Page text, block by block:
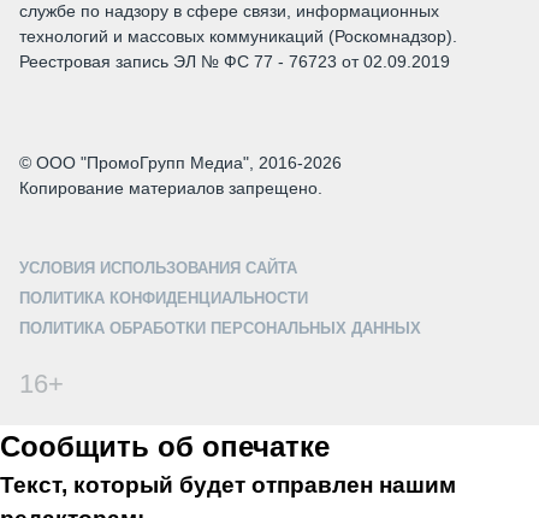
службе по надзору в сфере связи, информационных
технологий и массовых коммуникаций (Роскомнадзор).
Реестровая запись ЭЛ № ФС 77 - 76723 от 02.09.2019
© ООО "ПромоГрупп Медиа", 2016-2026
Копирование материалов запрещено.
УСЛОВИЯ ИСПОЛЬЗОВАНИЯ САЙТА
ПОЛИТИКА КОНФИДЕНЦИАЛЬНОСТИ
ПОЛИТИКА ОБРАБОТКИ ПЕРСОНАЛЬНЫХ ДАННЫХ
16+
Сообщить об опечатке
Текст, который будет отправлен нашим